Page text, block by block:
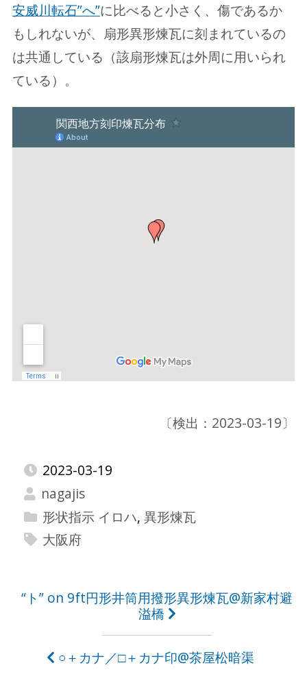
安威川転石”へ”に比べると小さく、傷であるか
もしれないが、扇形異形煉瓦に刻まれているの
は共通している（該扇形煉瓦は外周に用いられ
ている）。
〔検出：2023-03-19〕
2023-03-19
nagajis
形状指示 イロハ, 異形煉瓦
大阪府
投
“ト” on 9ft円形井筒用撥形異形煉瓦@新家村避
溢橋
○＋カナ／□＋カナ印@茶屋松暗渠